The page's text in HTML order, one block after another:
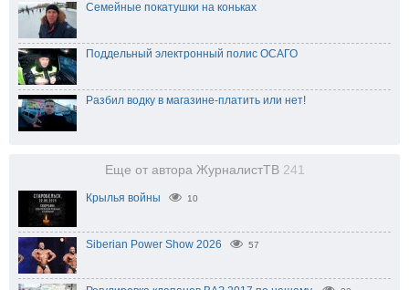
Семейные покатушки на коньках
Поддельный электронный полис ОСАГО
Разбил водку в магазине-платить или нет!
Еще от автора ЖурналистТВ 241
Крылья войны 10
Siberian Power Show 2026 57